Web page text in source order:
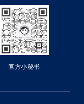
官方小秘书